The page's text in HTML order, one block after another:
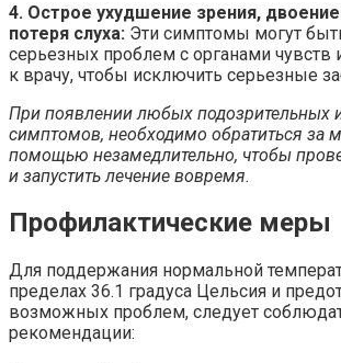
4. Острое ухудшение зрения, двоение
потеря слуха: Эти симптомы могут
серьезных проблем с органами чувств
к врачу, чтобы исключить серьезные
При появлении любых подозрительных
симптомов, необходимо обратиться за
помощью незамедлительно, чтобы
и запустить лечение вовремя.
Профилактические меры
Для поддержания нормальной
пределах 36.1 градуса Цельсия и
возможных проблем, следует
рекомендации: